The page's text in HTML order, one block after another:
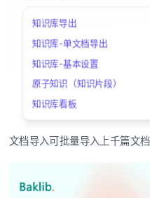
文档导入可批量导入上千篇文
知识库导出
知识库-单文档导出
知识库-基本设置
原子知识（知识片段）
知识库看板